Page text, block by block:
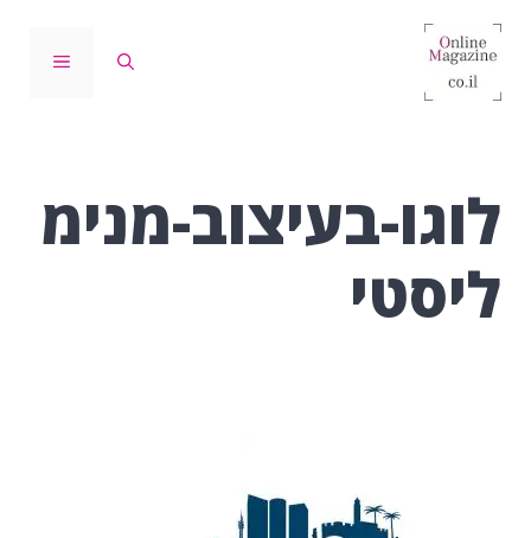
לדלג
לתוכן
תפריט
לוגו-בעיצוב-מנימ
ליסטי